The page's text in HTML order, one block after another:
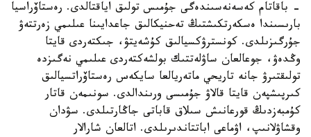
- باقاتام كەسەنەسىندەگى جۇمىس تولىق اياقتالدى. رەستاۆراسيا
بارىسىندا ەسكەرتكىشتىڭ تەحنيكالىق جاعدايىنا عىلىمي زەرتتەۋ
جۇرگىزىلدى. كونسترۋكسيالىق كۇشەيتۋ، جىكتەردى قايتا
وڭدەۋ، جوعالعان ساۋلەتتىك بولشەكتەردى عىلىمي نەگىزدە
تولىقتىرۋ جانە تاريحي ماتەريالعا سايكەس رەستاۆراتسيالىق
كىرپىشپەن قايتا قالاۋ جۇمىسى ورىندالدى. سونىمەن قاتار
كۇمبەزدىڭ قورعانىش سىلاق قاباتى جاڭارتىلدى. سۋدان
وقشاۋلانىپ، اۋماعى اباتتاندىرىلدى. اتالعان شارالار